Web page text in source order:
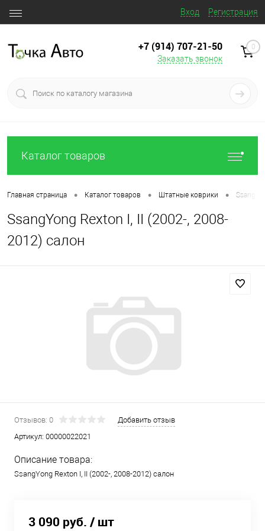
Вход Регистрация
+7 (914) 707‒21‒50
Заказать звонок
0
Каталог товаров
Главная страница • Каталог товаров • Штатные коврики •
SsangYong Rexton I, II (2002-, 2008-
2012) салон
Отзывов: 0
Добавить отзыв
Артикул: 00000022021
Описание товара:
SsangYong Rexton I, II (2002-, 2008-2012) салон
3 090 руб. / шт